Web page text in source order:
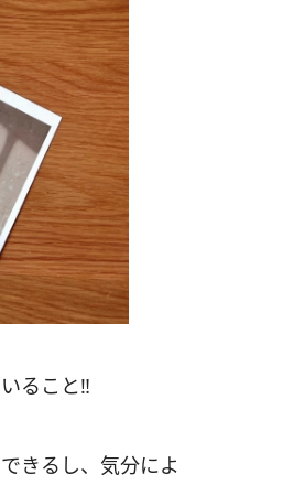
ること‼
きるし、気分によ